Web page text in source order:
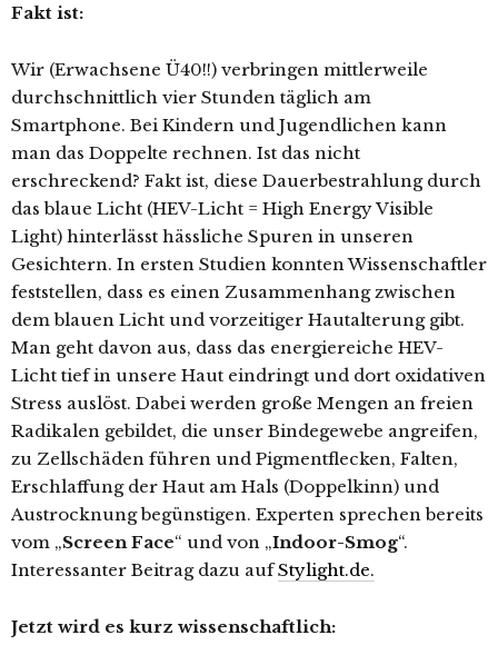
Fakt ist:
Wir (Erwachsene Ü40!!) verbringen mittlerweile
durchschnittlich vier Stunden täglich am
Smartphone. Bei Kindern und Jugendlichen kann
man das Doppelte rechnen. Ist das nicht
erschreckend? Fakt ist, diese Dauerbestrahlung durch
das blaue Licht (HEV-Licht = High Energy Visible
Light) hinterlässt hässliche Spuren in unseren
Gesichtern. In ersten Studien konnten Wissenschaftler
feststellen, dass es einen Zusammenhang zwischen
dem blauen Licht und vorzeitiger Hautalterung gibt.
Man geht davon aus, dass das energiereiche HEV-
Licht tief in unsere Haut eindringt und dort oxidativen
Stress auslöst. Dabei werden große Mengen an freien
Radikalen gebildet, die unser Bindegewebe angreifen,
zu Zellschäden führen und Pigmentflecken, Falten,
Erschlaffung der Haut am Hals (Doppelkinn) und
Austrocknung begünstigen. Experten sprechen bereits
vom „Screen Face“ und von „Indoor-Smog“.
Interessanter Beitrag dazu aufStylight.de.
Jetzt wird es kurz wissenschaftlich: